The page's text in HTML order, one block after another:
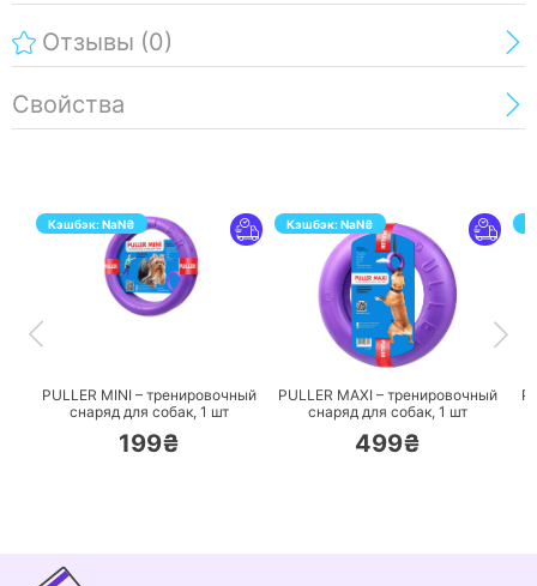
Отзывы (0)
Свойства
Кэшбэк:NaN₴
PULLER MINI – тренировочный
снаряд для собак, 1 шт
199₴
Кэшбэк:NaN₴
ПЕРЕЙТИ
PULLER MAXI – тренировочный
снаряд для собак, 1 шт
499₴